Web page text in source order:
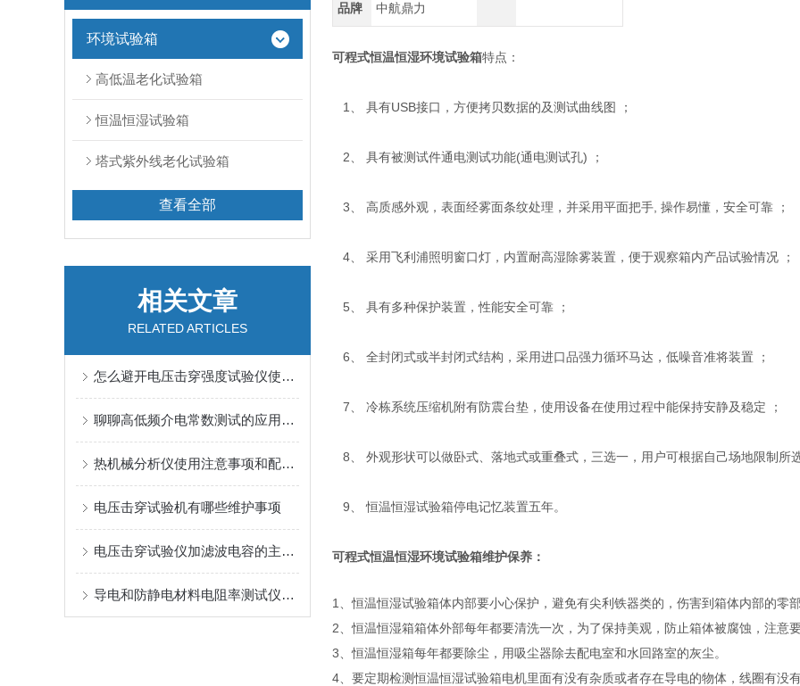
环境试验箱
高低温老化试验箱
恒温恒湿试验箱
塔式紫外线老化试验箱
查看全部
相关文章
RELATED ARTICLES
怎么避开电压击穿强度试验仪使用误区
聊聊高低频介电常数测试的应用与特点
热机械分析仪使用注意事项和配置介绍
电压击穿试验机有哪些维护事项
电压击穿试验仪加滤波电容的主要作用
导电和防静电材料电阻率测试仪特点及应用
品牌 中航鼎力
可程式恒温恒湿环境试验箱特点：
1、 具有USB接口，方便拷贝数据的及测试曲线图 ；
2、 具有被测试件通电测试功能(通电测试孔) ；
3、 高质感外观，表面经雾面条纹处理，并采用平面把手, 操作易懂，安全可靠 ；
4、 采用飞利浦照明窗口灯，内置耐高湿除雾装置，便于观察箱内产品试验情况 ；
5、 具有多种保护装置，性能安全可靠 ；
6、 全封闭式或半封闭式结构，采用进口品强力循环马达，低噪音准将装置 ；
7、 冷栋系统压缩机附有防震台垫，使用设备在使用过程中能保持安静及稳定 ；
8、 外观形状可以做卧式、落地式或重叠式，三选一，用户可根据自己场地限制所
9、 恒温恒湿试验箱停电记忆装置五年。
可程式恒温恒湿环境试验箱维护保养：
1、恒温恒湿试验箱体内部要小心保护，避免有尖利铁器类的，伤害到箱体内部的零
2、恒温恒湿箱箱体外部每年都要清洗一次，为了保持美观，防止箱体被腐蚀，注意
3、恒温恒湿箱每年都要除尘，用吸尘器除去配电室和水回路室的灰尘。
4、要定期检测恒温恒湿试验箱电机里面有没有杂质或者存在导电的物体，线圈有没